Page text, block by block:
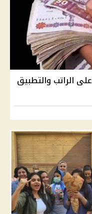
بشري سارة لهؤلاء .. زيادة 2000 على الراتب والتطبيق